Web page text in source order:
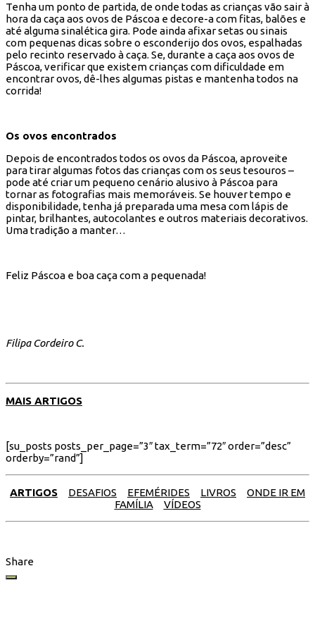
Tenha um ponto de partida, de onde todas as crianças vão sair à
hora da caça aos ovos de Páscoa e decore-a com fitas, balões e
até alguma sinalética gira. Pode ainda afixar setas ou sinais
com pequenas dicas sobre o esconderijo dos ovos, espalhadas
pelo recinto reservado à caça. Se, durante a caça aos ovos de
Páscoa, verificar que existem crianças com dificuldade em
encontrar ovos, dê-lhes algumas pistas e mantenha todos na
corrida!
Os ovos encontrados
Depois de encontrados todos os ovos da Páscoa, aproveite
para tirar algumas fotos das crianças com os seus tesouros –
pode até criar um pequeno cenário alusivo à Páscoa para
tornar as fotografias mais memoráveis. Se houver tempo e
disponibilidade, tenha já preparada uma mesa com lápis de
pintar, brilhantes, autocolantes e outros materiais decorativos.
Uma tradição a manter…
Feliz Páscoa e boa caça com a pequenada!
Filipa Cordeiro C.
MAIS ARTIGOS
[su_posts posts_per_page=”3″ tax_term=”72″ order=”desc”
orderby=”rand”]
ARTIGOS DESAFIOS EFEMÉRIDES LIVROS
ONDE IR EM
FAMÍLIA
VÍDEOS
Share